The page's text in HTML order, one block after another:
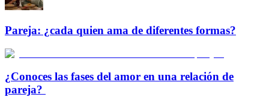
Pareja: ¿cada quien ama de diferentes formas?
¿Conoces las fases del amor en una relación de
pareja?